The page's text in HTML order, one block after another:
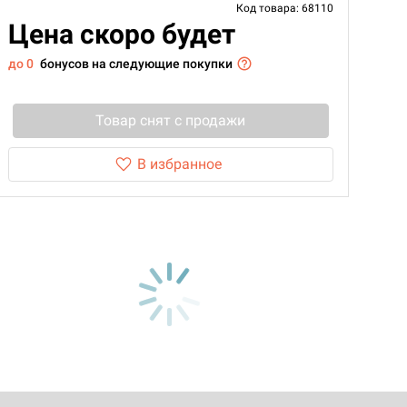
Код товара: 68110
Цена скоро будет
до 0 бонусов на следующие покупки
Товар снят с продажи
В избранное